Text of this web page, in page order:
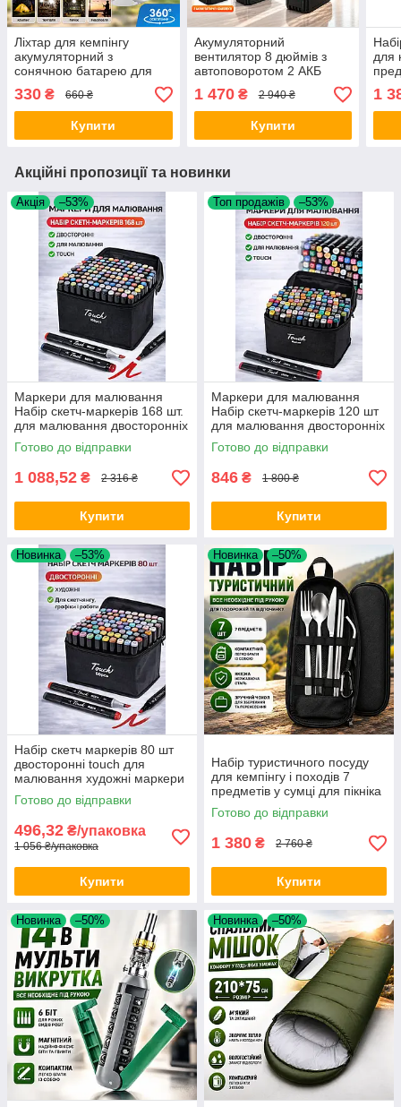
Ліхтар для кемпінгу
акумуляторний з
сонячною батарею для
туризму походів яскраве
LED освітлення BL 2029
SOLAR підвісний
світильник
330 ₴ 660 ₴
Купити
Акумуляторний
вентилятор 8 дюймів з
автоповоротом 2 АКБ
портативний вентилятор
VAP-8 для дому офісу
кемпінгу Opt City
1 470₴ 2 940 ₴
Купити
для
1
Акційні пропозиції та новинки
Акція –53%
Маркери для малювання
Набір скетч-маркерів 168 шт.
для малювання двосторонніх
touch Opt City
Готово до відправки
1 088,52 ₴ 2 316 ₴
Купити
Топ продажів –53%
Маркери для малювання
Набір скетч-маркерів 120 шт
для малювання двосторонніх
touch Opt City
Готово до відправки
846 ₴ 1 800 ₴
Купити
Новинка –53%
Набір скетч маркерів 80 шт
двосторонні touch для
малювання художні маркери
для скетчингу графіки і
роботи Opt City
Готово до відправки
496,32 ₴/упаковка
1 056 ₴/упаковка
Купити
Новинка –50%
Набір туристичного посуду
для кемпінгу і походів 7
предметів у сумці для пікніка
та відпочинку на природі Opt
City
Готово до відправки
1 380 ₴ 2 760 ₴
Купити
Новинка –50% Новинка –50%